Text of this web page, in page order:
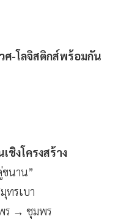
ศ-โลจิสติกส์พร้อมกัน
ชิงโครงสร้าง
ขนาน”
ทรเบา
ร → ชุมพร